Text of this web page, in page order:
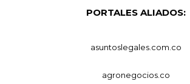
PORTALES ALIADOS:
asuntoslegales.com.co
agronegocios.co